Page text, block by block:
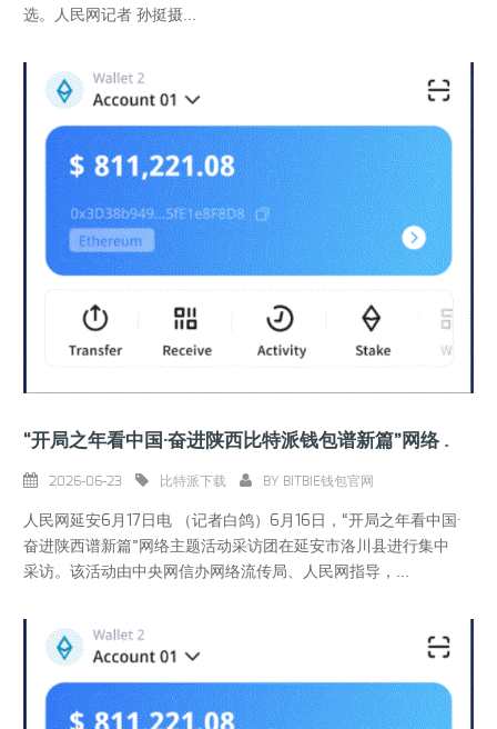
选。人民网记者 孙挺摄...
“开局之年看中国·奋进陕西比特派钱包谱新篇”网络主题活动采访团走进延安
2026-06-23 比特派下载 BY BITBIE钱包官网
人民网延安6月17日电 （记者白鸽）6月16日，“开局之年看中国·
奋进陕西谱新篇”网络主题活动采访团在延安市洛川县进行集中
采访。该活动由中央网信办网络流传局、人民网指导，...